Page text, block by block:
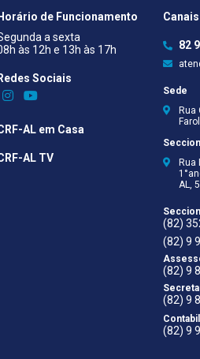
Horário de Funcionamento
a sexta
às 12h e 13h às 17h
Redes Sociais​
AL em Casa
AL TV
82
Sede
Rua
Rua
AL,
(82)
(82) 9
(82) 9
(82) 9
(82) 9